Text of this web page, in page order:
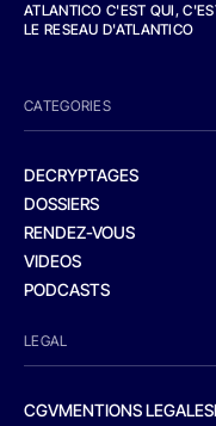
ATLANTICO C'EST QUI,
LE RESEAU D'ATLANTICO
CATEGORIES
DECRYPTAGES
DOSSIERS
RENDEZ-VOUS
VIDEOS
PODCASTS
LEGAL
CGVMENTIONS LEGALES